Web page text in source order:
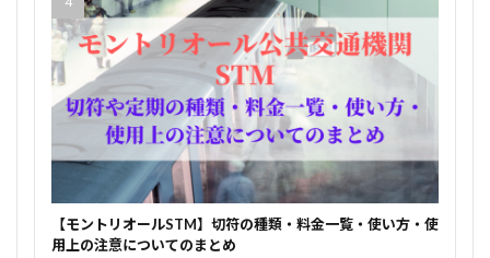
【モントリオールSTM】切符の種類・料金一覧・使い方・使
用上の注意についてのまとめ